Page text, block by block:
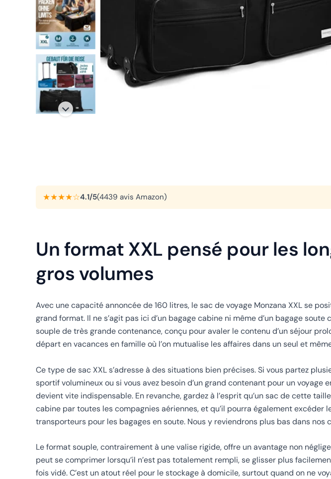
★★★★☆4.1/5(4439 avis Amazon)
Un format XXL pensé pour les
gros volumes
Avec une capacité annoncée de 160 litres, le sac de voyage Monzana XXL se
grand format. Il ne s’agit pas ici d’un bagage cabine ni même d’un bagage
souple de très grande contenance, conçu pour avaler le contenu d’un séjour
départ en vacances en famille où l’on mutualise les affaires dans un seul et
Ce type de sac XXL s’adresse à des situations bien précises. Si vous partez
sportif volumineux ou si vous avez besoin d’un grand contenant pour un voyage
devient vite indispensable. En revanche, gardez à l’esprit qu’un sac de cette
cabine par toutes les compagnies aériennes, et qu’il pourra également
transporteurs pour les bagages en soute. Nous y reviendrons plus bas dans nos
Le format souple, contrairement à une valise rigide, offre un avantage non
peut se comprimer lorsqu’il n’est pas totalement rempli, se glisser plus
fois vidé. C’est un atout réel pour le stockage à domicile, surtout quand on ne